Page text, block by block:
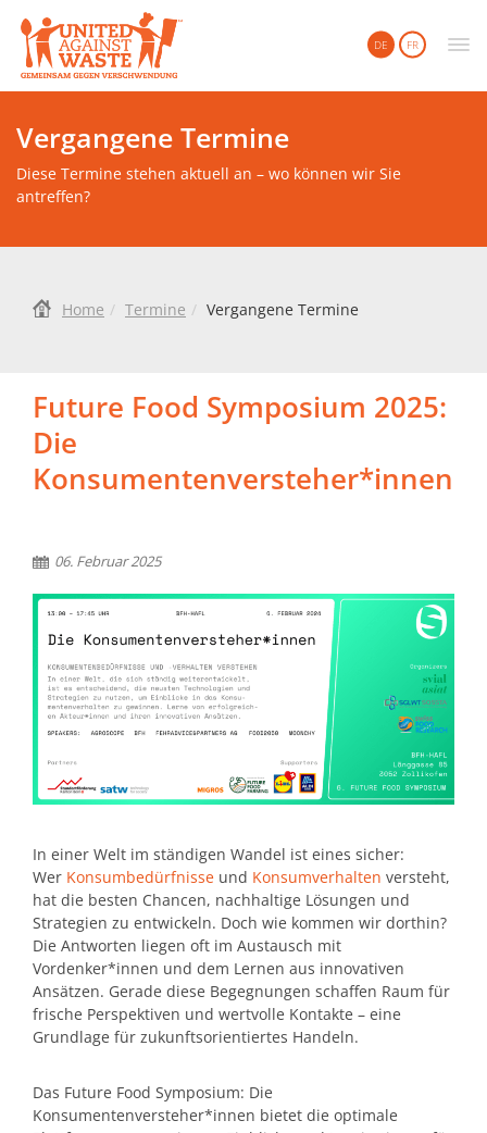
DE FR
Vergangene Termine
Diese Termine stehen aktuell an – wo können wir Sie
antreffen?
Home Termine Vergangene Termine
Future Food Symposium 2025:
Die
Konsumentenversteher*innen
06. Februar 2025
In einer Welt im ständigen Wandel ist eines sicher:
Wer Konsumbedürfnisse und Konsumverhalten versteht,
hat die besten Chancen, nachhaltige Lösungen und
Strategien zu entwickeln. Doch wie kommen wir dorthin?
Die Antworten liegen oft im Austausch mit
Vordenker*innen und dem Lernen aus innovativen
Ansätzen. Gerade diese Begegnungen schaffen Raum für
frische Perspektiven und wertvolle Kontakte – eine
Grundlage für zukunftsorientiertes Handeln.
Das Future Food Symposium: Die
Konsumentenversteher*innen bietet die optimale